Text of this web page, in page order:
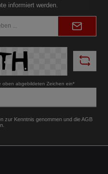
informiert werden.
oben abgebildeten Zeichen ein*
zur Kenntnis genommen und dieAGB